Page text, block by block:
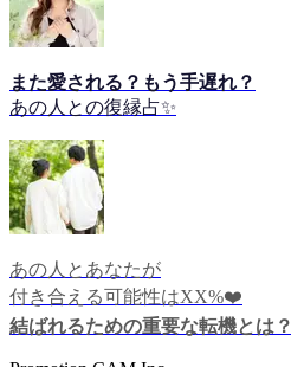
また愛される？もう手遅れ？
あの人との復縁占✨
あの人とあなたが
付き合える可能性はXX%❤️
結ばれるための重要な転機とは？